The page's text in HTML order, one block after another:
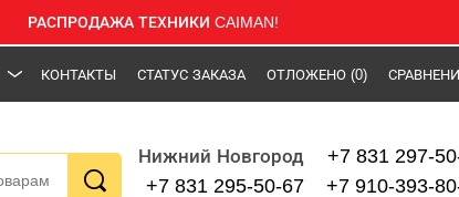
РАСПРОДАЖА ТЕХНИКИ CAIMAN!
КОНТАКТЫ СТАТУС ЗАКАЗА ОТЛОЖЕНО (0)
Нижний Новгород
+7 831 295-50-67
+7 831 297-
+7 910-393-